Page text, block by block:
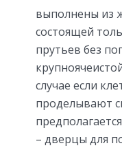
выполнены из
состоящей
прутьев без
случае если
проделывают
– дверцы для